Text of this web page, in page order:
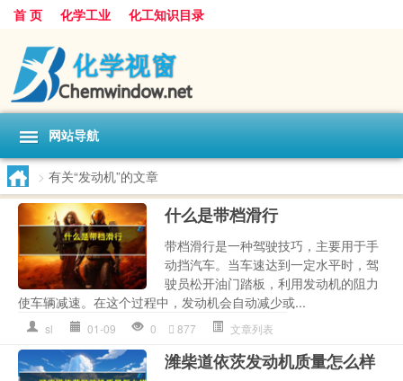
首 页 化学工业 化工知识目录
网站导航
> 有关“发动机”的文章
什么是带档滑行
带档滑行是一种驾驶技巧，主要用于手
动挡汽车。当车速达到一定水平时，驾
驶员松开油门踏板，利用发动机的阻力
使车辆减速。在这个过程中，发动机会自动减少或...
sl 01-09 0 877 文章列表
潍柴道依茨发动机质量怎么样